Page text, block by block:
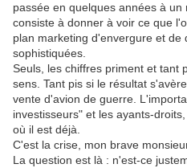
passée en quelques années à
consiste à donner à voir ce que
plan marketing d'envergure et de
sophistiquées.
Seuls, les chiffres priment et tant
sens. Tant pis si le résultat
vente d'avion de guerre.
investisseurs" et les ayants-
où il est déjà.
C'est la crise, mon brave
La question est là : n'est-ce